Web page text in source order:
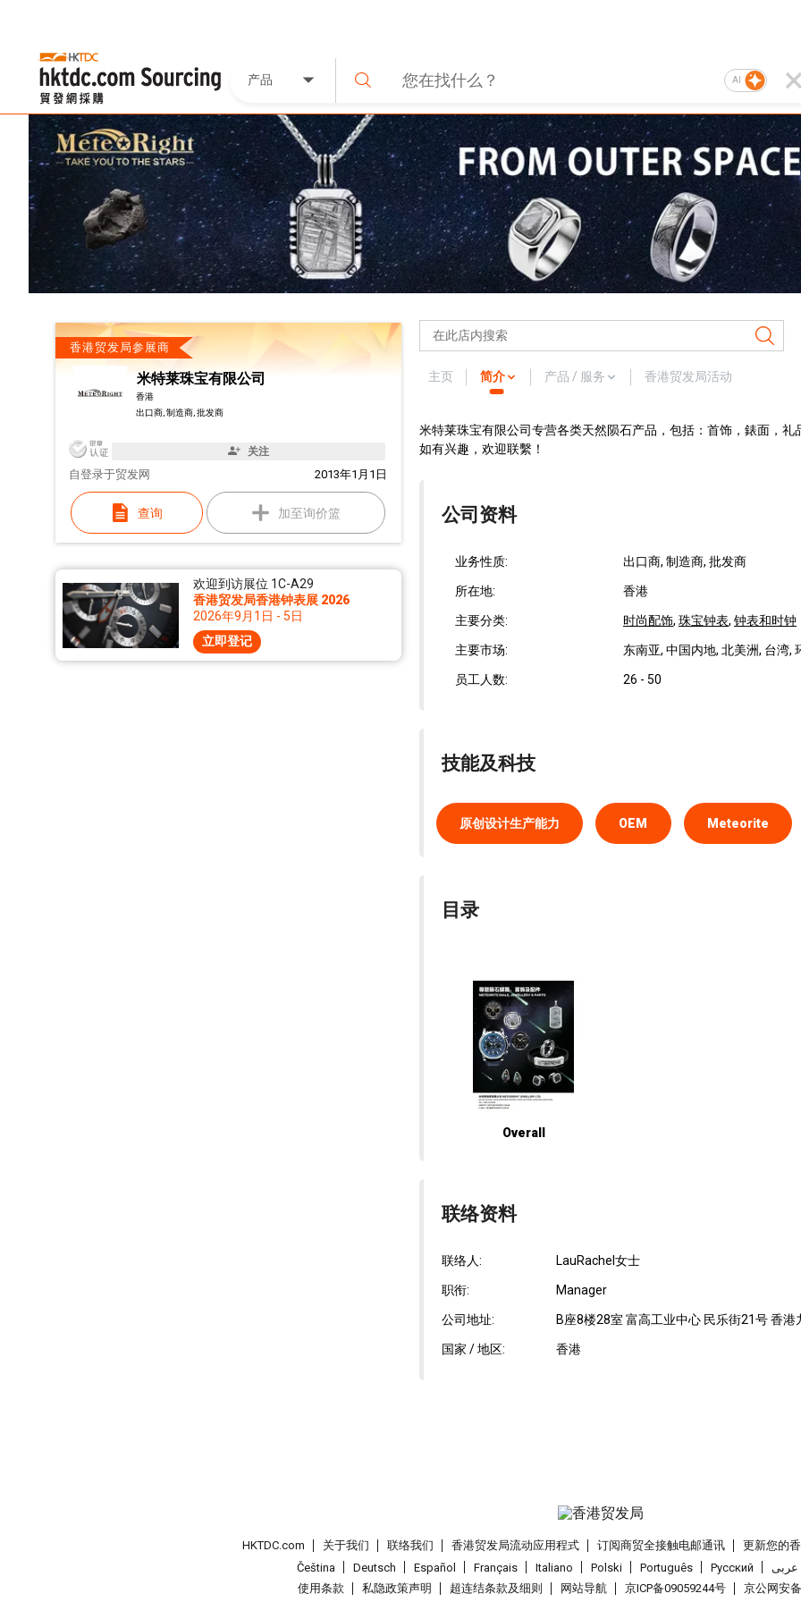
产品 AI
香港贸发局参展商
米特莱珠宝有限公司
香港
出口商, 制造商, 批发商
关注
自 2013年1月1日
登录于贸发网
查询 加至询价篮
欢迎到访展位 1C-A29
香港贸发局香港钟表展 2026
2026年9月1日 - 5日
立即登记
主页 简介 产品 / 服务 香港贸发局活动
米特莱珠宝有限公司专营各类天然陨石产品，包括：首饰，錶面，礼
如有兴趣，欢迎联繫！
公司资料
业务性质: 出口商, 制造商, 批发商
所在地: 香港
主要分类: 时尚配饰, 珠宝钟表, 钟表和时钟
主要市场: 东南亚, 中国内地, 北美洲, 台湾,
员工人数: 26 - 50
技能及科技
原创设计生产能力 OEM Meteorite
目录
Overall
联络资料
联络人: LauRachel女士
职衔: Manager
公司地址: B座8楼28室 富高工业中心 民乐街21号 香港
国家 / 地区: 香港
HKTDC.com 关于我们 联络我们 香港贸发局流动应用程式 订阅商贸全接触电邮通讯 更新您的
Čeština
Deutsch Español Français Italiano Polski Português Pусский عربى
使用条款
私隐政策声明 超连结条款及细则 网站导航 京ICP备09059244号 京公网安